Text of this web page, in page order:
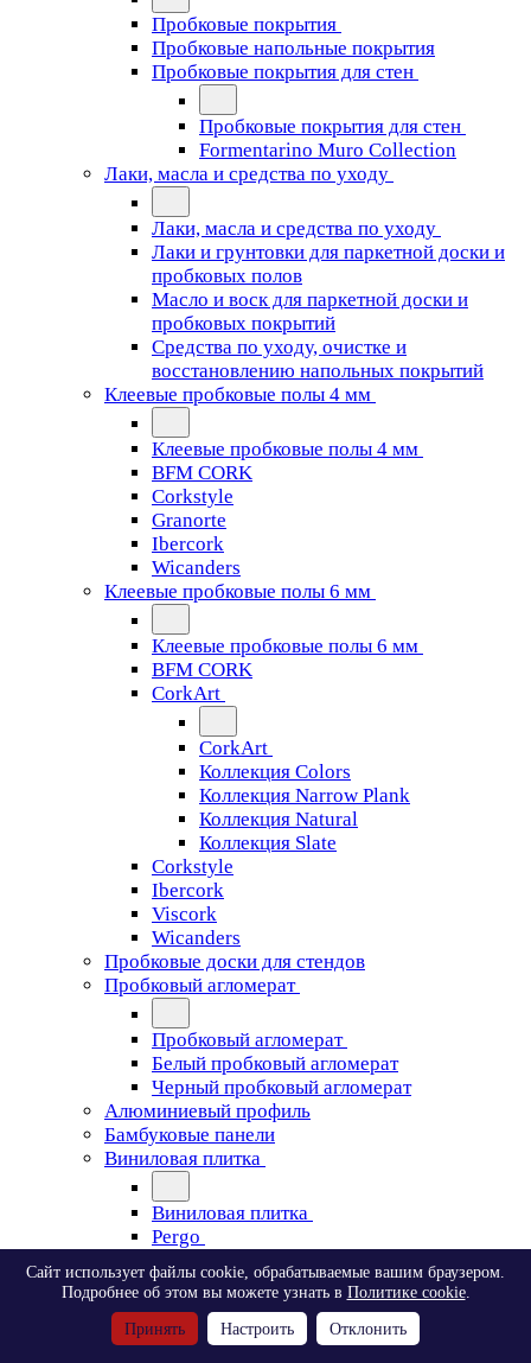
Пробковые покрытия
Пробковые напольные покрытия
Пробковые покрытия для стен
Пробковые покрытия для стен
Formentarino Muro Collection
Лаки, масла и средства по уходу
Лаки, масла и средства по уходу
Лаки и грунтовки для паркетной доски и
пробковых полов
Масло и воск для паркетной доски и
пробковых покрытий
Средства по уходу, очистке и
восстановлению напольных покрытий
Клеевые пробковые полы 4 мм
Клеевые пробковые полы 4 мм
BFM CORK
Corkstyle
Granorte
Ibercork
Wicanders
Клеевые пробковые полы 6 мм
Клеевые пробковые полы 6 мм
BFM CORK
CorkArt
CorkArt
Коллекция Colors
Коллекция Narrow Plank
Коллекция Natural
Коллекция Slate
Corkstyle
Ibercork
Viscork
Wicanders
Пробковые доски для стендов
Пробковый агломерат
Пробковый агломерат
Белый пробковый агломерат
Черный пробковый агломерат
Алюминиевый профиль
Бамбуковые панели
Виниловая плитка
Виниловая плитка
Pergo
Pergo
Classic Plank Optimum Glue
Modern Plank Optimum Glue
Сайт использует файлы cookie, обрабатываемые вашим браузером.
Подробнее об этом вы можете узнать в Политике cookie.
Принять Настроить Отклонить